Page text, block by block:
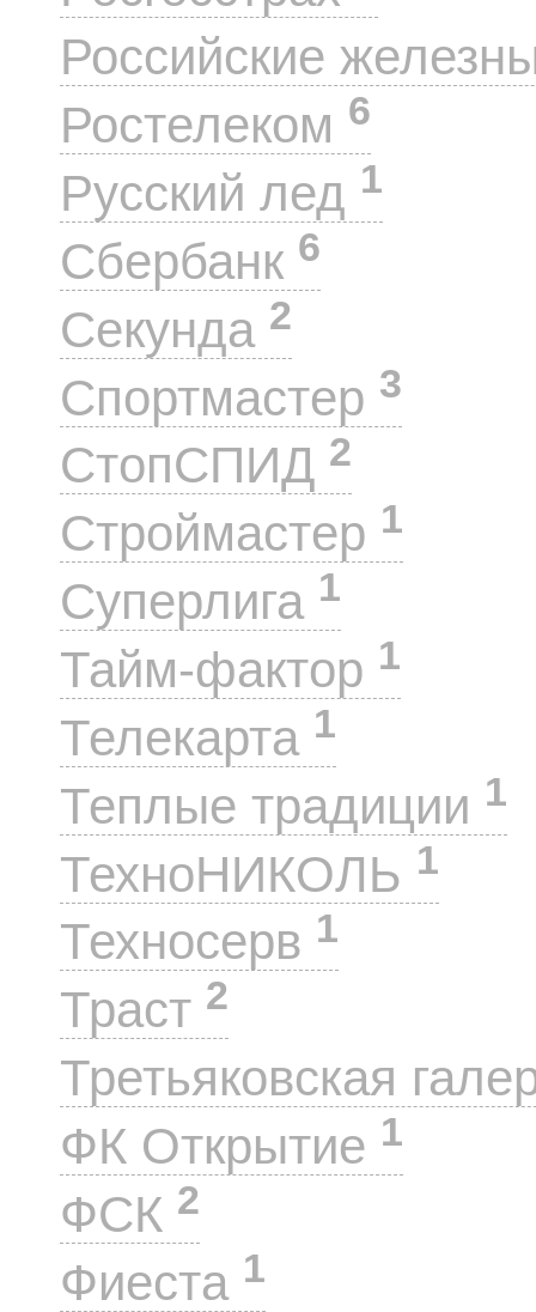
Российские
Ростелеком 6
Русский лед 1
Сбербанк 6
Секунда 2
Спортмастер 3
СтопСПИД 2
Строймастер 1
Суперлига 1
Тайм-фактор 1
Телекарта 1
Теплые традиции 1
ТехноНИКОЛЬ 1
Техносерв 1
Траст 2
Третьяковская
ФК Открытие 1
ФСК 2
Фиеста 1